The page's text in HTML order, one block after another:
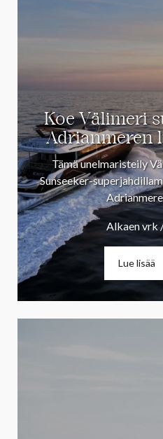
Koe Välimeri
Adrianmeren
Tämä unelmaristeily
Sunseeker-
Alkaen vrk
Lue lisää